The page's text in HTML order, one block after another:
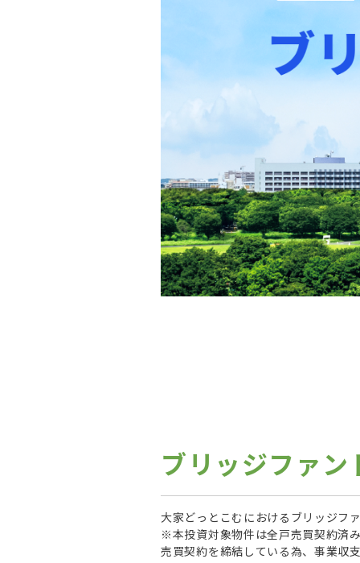
ブリッジファン
大家どっとこむにおけるブリッジフ
※本投資対象物件は全戸売買契約済
売買契約を締結している為、事業収